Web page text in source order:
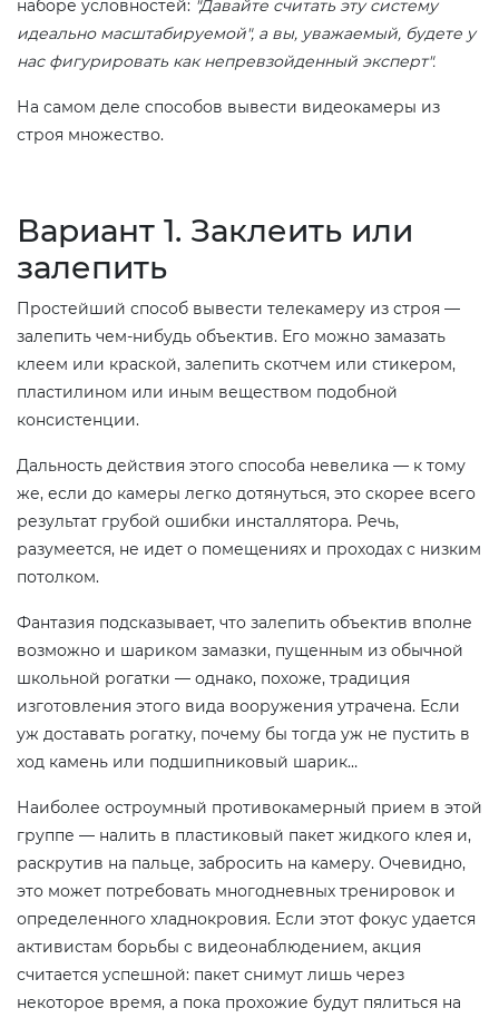
наборе условностей: "Давайте считать эту систему
идеально масштабируемой", а вы, уважаемый, будете у
нас фигурировать как непревзойденный эксперт".
На самом деле способов вывести видеокамеры из
строя множество.
Вариант 1. Заклеить или
залепить
Простейший способ вывести телекамеру из строя —
залепить чем-нибудь объектив. Его можно замазать
клеем или краской, залепить скотчем или стикером,
пластилином или иным веществом подобной
консистенции.
Дальность действия этого способа невелика — к тому
же, если до камеры легко дотянуться, это скорее всего
результат грубой ошибки инсталлятора. Речь,
разумеется, не идет о помещениях и проходах с низким
потолком.
Фантазия подсказывает, что залепить объектив вполне
возможно и шариком замазки, пущенным из обычной
школьной рогатки — однако, похоже, традиция
изготовления этого вида вооружения утрачена. Если
уж доставать рогатку, почему бы тогда уж не пустить в
ход камень или подшипниковый шарик…
Наиболее остроумный противокамерный прием в этой
группе — налить в пластиковый пакет жидкого клея и,
раскрутив на пальце, забросить на камеру. Очевидно,
это может потребовать многодневных тренировок и
определенного хладнокровия. Если этот фокус удается
активистам борьбы с видеонаблюдением, акция
считается успешной: пакет снимут лишь через
некоторое время, а пока прохожие будут пялиться на